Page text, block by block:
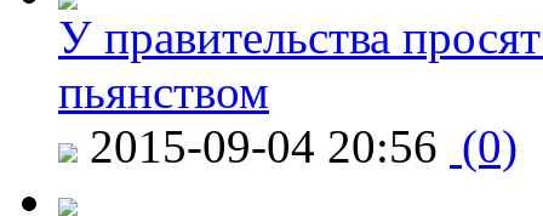
У правительства
пьянством
2015-09-04 20:56 (0)